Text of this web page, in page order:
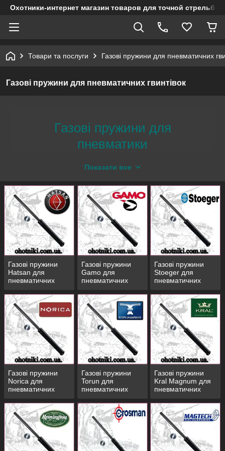
Охотники-интернет магазин товаров для точной стрельбы
Товари та послуги Газові пружини для пневматичних
Газові пружини для пневматичних гвинтівок
Газові пружини для
пневматики
Корекція прицільної планки для
Більше 240моделей в наявності або під замовлення, а
також персональне виготовлення газових пружин для
будь пневматики. Доступні ціни, гарантія якості. Гнучкі
умови для оптовиків і знижки при купівлі від20виробів.
Працюємо з клієнтами з України, СНД, Європи.
Ознайомитися з каталогом
Найкраща пропозиція!
Газова пружина для пневматики CROSMAN
Забезпечує викид штоком вперед без втрат енергії. При
цьому, її ресурс в 8-12 разів перевершує виту пружину.
Показати все
Газові пружини
Hatsan для
пневматичних
Газові пружини
Gamo для
пневматичних
Газові пружини
Stoeger для
пневматичних
Газові пружини
Norica для
пневматичних
Газові пружини
Torun для
пневматичних
Газові пружини
Kral Magnum для
пневматичних